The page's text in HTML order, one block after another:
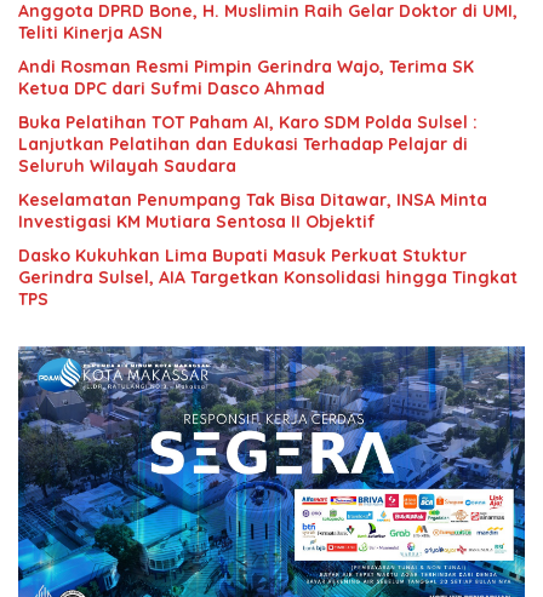
Anggota DPRD Bone, H. Muslimin Raih Gelar Doktor di UMI,
Teliti Kinerja ASN
Andi Rosman Resmi Pimpin Gerindra Wajo, Terima SK
Ketua DPC dari Sufmi Dasco Ahmad
Buka Pelatihan TOT Paham AI, Karo SDM Polda Sulsel :
Lanjutkan Pelatihan dan Edukasi Terhadap Pelajar di
Seluruh Wilayah Saudara
Keselamatan Penumpang Tak Bisa Ditawar, INSA Minta
Investigasi KM Mutiara Sentosa II Objektif
Dasko Kukuhkan Lima Bupati Masuk Perkuat Stuktur
Gerindra Sulsel, AIA Targetkan Konsolidasi hingga Tingkat
TPS